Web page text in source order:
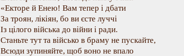
«Екторе й Енею! Вам тепер і дбати
За троян, лікіян, бо ви єсте луччі
Із цілого війська до війни і ради.
Станьте тут та військо в браму не пускайте,
Всюди зупиняйте, щоб воно не впало